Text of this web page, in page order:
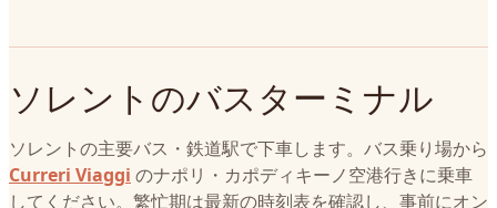
ソレントのバスターミナル
ソレントの主要バス・鉄道駅で下車します。バス乗り場から
Curreri Viaggi のナポリ・カポディキーノ空港行きに乗車
してください。繁忙期は最新の時刻表を確認し、事前にオン